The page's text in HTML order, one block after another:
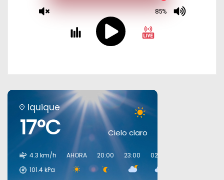
Iquique
17°C Cielo claro
4.3 km/h
101.4kPa
AHORA 20:00 23:00 02:00